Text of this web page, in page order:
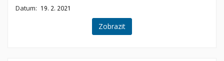
Datum: 19. 2. 2021
Zobrazit